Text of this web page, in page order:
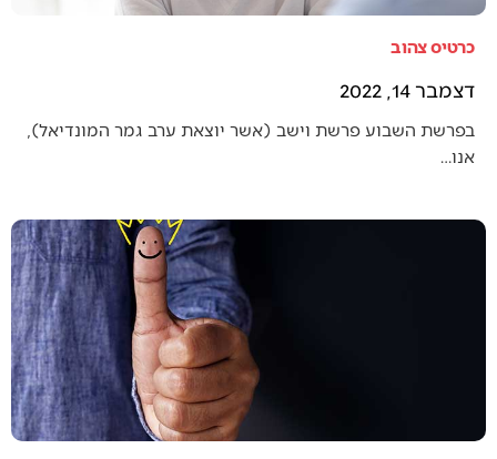
כרטיס צהוב
דצמבר 14, 2022
בפרשת השבוע פרשת וישב (אשר יוצאת ערב גמר המונדיאל),
אנו…